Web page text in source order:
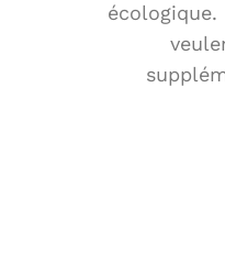
écologique.